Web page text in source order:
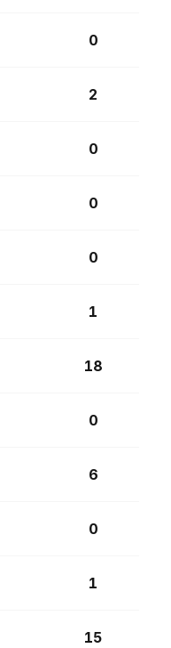
0
2
0
0
0
1
18
0
6
0
1
15